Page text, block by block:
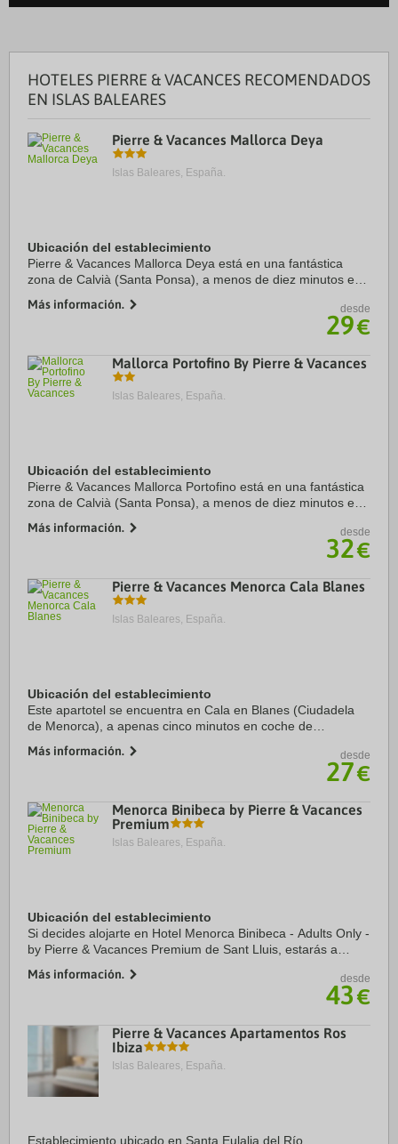
HOTELES PIERRE & VACANCES RECOMENDADOS
EN ISLAS BALEARES
Pierre & Vacances Mallorca Deya
Islas Baleares, España.
Ubicación del establecimiento
Pierre & Vacances Mallorca Deya está en una fantástica
zona de Calvià (Santa Ponsa), a menos de diez minutos en
Portals. Además, este apartotel con ...
Más información. desde
29€
Mallorca Portofino By Pierre & Vacances
Islas Baleares, España.
Ubicación del establecimiento
Pierre & Vacances Mallorca Portofino está en una fantástica
zona de Calvià (Santa Ponsa), a menos de diez minutos en
Katmandu Park. Además, este ...
Más información. desde
32€
Pierre & Vacances Menorca Cala Blanes
Islas Baleares, España.
Ubicación del establecimiento
Este apartotel se encuentra en Cala en Blanes (Ciudadela
de Menorca), a apenas cinco minutos en coche de
este apartotel para familias se encuentra a ...
Más información. desde
27€
Menorca Binibeca by Pierre & Vacances
Premium
Islas Baleares, España.
Ubicación del establecimiento
Si decides alojarte en Hotel Menorca Binibeca - Adults Only -
by Pierre & Vacances Premium de Sant Lluis, estarás a
Cala Binibèquer. Además, este ...
Más información. desde
43€
Pierre & Vacances Apartamentos Ros
Ibiza
Islas Baleares, España.
Establecimiento ubicado en Santa Eulalia del Río